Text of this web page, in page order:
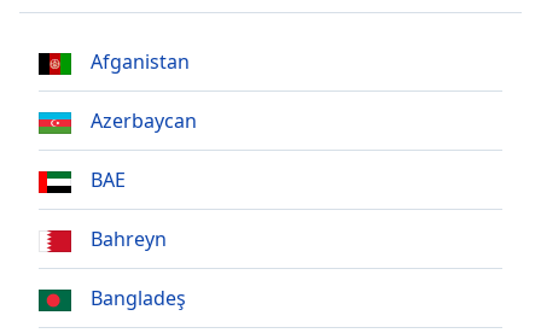
Mute
0:00
Duration
-:-
Loaded:
0.00%
Stream
Seek to
live,
currently
behind
LIVE
Afganistan
Azerbaycan
BAE
Bahreyn
Bangladeş